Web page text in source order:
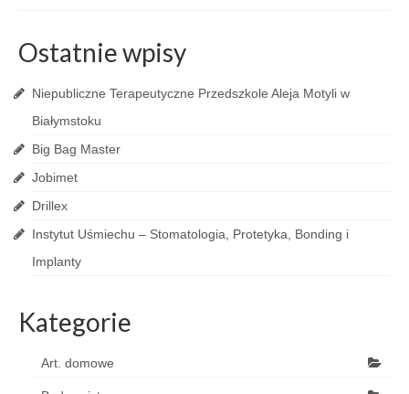
Ostatnie wpisy
Niepubliczne Terapeutyczne Przedszkole Aleja Motyli w
Białymstoku
Big Bag Master
Jobimet
Drillex
Instytut Uśmiechu – Stomatologia, Protetyka, Bonding i
Implanty
Kategorie
Art. domowe